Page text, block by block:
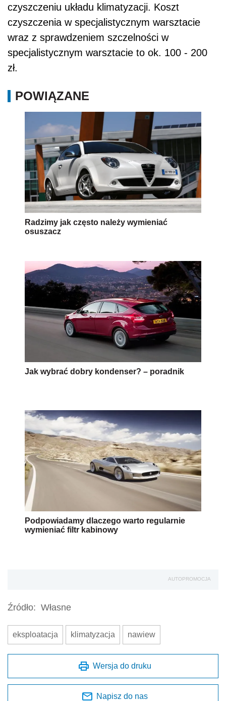
czyszczeniu układu klimatyzacji. Koszt
czyszczenia w specjalistycznym warsztacie
wraz z sprawdzeniem szczelności w
specjalistycznym warsztacie to ok. 100 - 200
zł.
POWIĄZANE
Radzimy jak często należy wymieniać
osuszacz
Jak wybrać dobry kondenser? – poradnik
Podpowiadamy dlaczego warto regularnie
wymieniać filtr kabinowy
AUTOPROMOCJA
Źródło: Własne
eksploatacja klimatyzacja nawiew
Wersja do druku
Napisz do nas